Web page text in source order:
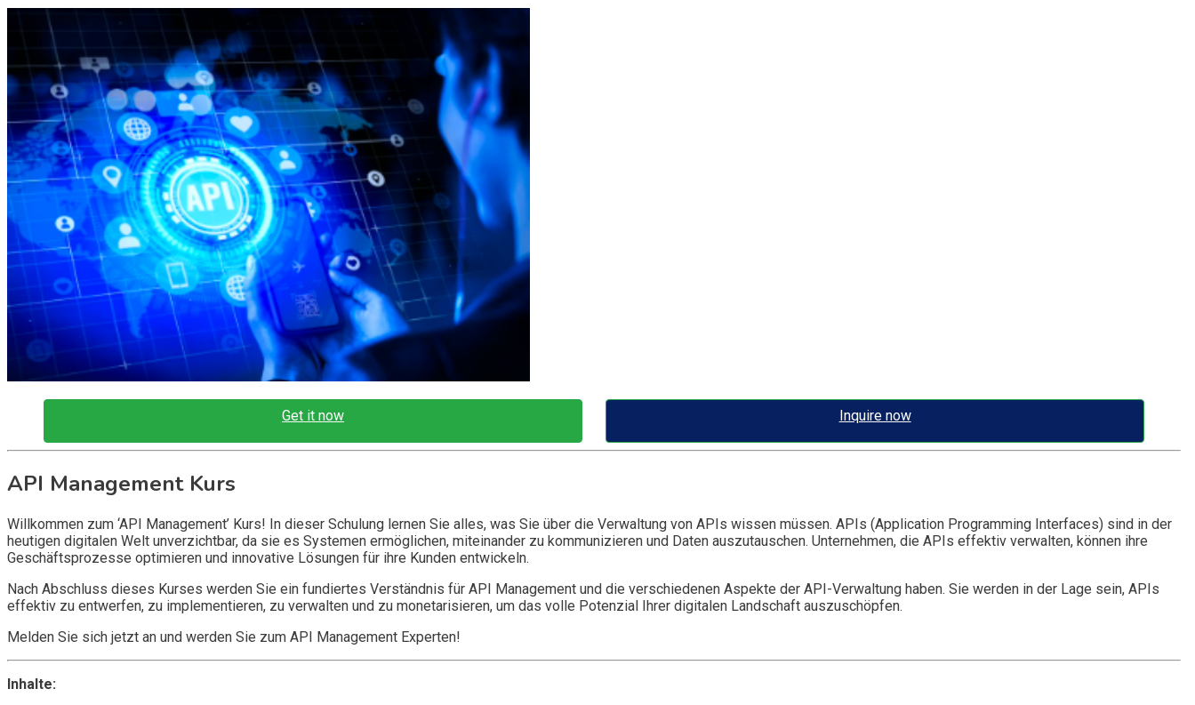
Get it now Inquire now
API Management Kurs
Willkommen zum ‘API Management’ Kurs! In dieser Schulung lernen Sie alles, was Sie über die Verwaltung von APIs wissen müssen. APIs (Application Programming Interfaces) sind in der
heutigen digitalen Welt unverzichtbar, da sie es Systemen ermöglichen, miteinander zu kommunizieren und Daten auszutauschen. Unternehmen, die APIs effektiv verwalten, können ihre
Geschäftsprozesse optimieren und innovative Lösungen für ihre Kunden entwickeln.
Nach Abschluss dieses Kurses werden Sie ein fundiertes Verständnis für API Management und die verschiedenen Aspekte der API-Verwaltung haben. Sie werden in der Lage sein, APIs
effektiv zu entwerfen, zu implementieren, zu verwalten und zu monetarisieren, um das volle Potenzial Ihrer digitalen Landschaft auszuschöpfen.
Melden Sie sich jetzt an und werden Sie zum API Management Experten!
Inhalte: